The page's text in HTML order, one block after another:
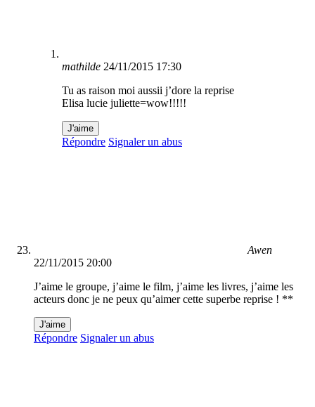
mathilde 24/11/2015 17:30
Tu as raison moi aussii j’dore la reprise
Elisa lucie juliette=wow!!!!!
J'aime
Répondre Signaler un abus
Awen
22/11/2015 20:00
J’aime le groupe, j’aime le film, j’aime les livres, j’aime les
acteurs donc je ne peux qu’aimer cette superbe reprise ! **
J'aime
Répondre Signaler un abus